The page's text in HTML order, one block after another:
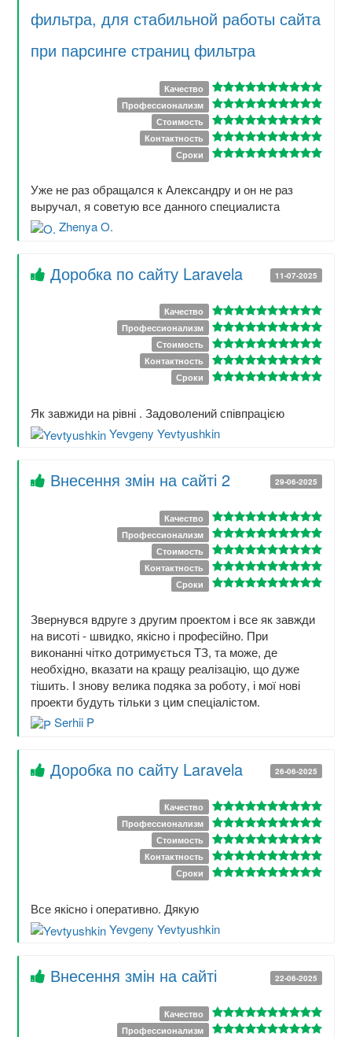
фильтра, для стабильной работы сайта
при парсинге страниц фильтра
Качество
Профессионализм
Стоимость
Контактность
Сроки
Уже не раз обращался к Александру и он не раз
выручал, я советую все данного специалиста
Zhenya O.
11-07-2025
Доробка по сайту Laravela
Качество
Профессионализм
Стоимость
Контактность
Сроки
Як завжиди на рівні . Задоволений співпрацією
Yevgeny Yevtyushkin
29-06-2025
Внесення змін на сайті 2
Качество
Профессионализм
Стоимость
Контактность
Сроки
Звернувся вдруге з другим проектом і все як завжди
на висоті - швидко, якісно і професійно. При
виконанні чітко дотримується ТЗ, та може, де
необхідно, вказати на кращу реалізацію, що дуже
тішить. І знову велика подяка за роботу, і мої нові
проекти будуть тільки з цим спеціалістом.
Serhii P
26-06-2025
Доробка по сайту Laravela
Качество
Профессионализм
Стоимость
Контактность
Сроки
Все якісно і оперативно. Дякую
Yevgeny Yevtyushkin
22-06-2025
Внесення змін на сайті
Качество
Профессионализм